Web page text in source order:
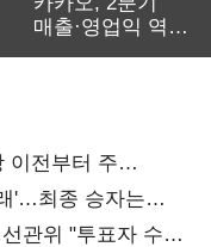
매출·영업익 역대
이전부터 주
'…최종 승자는
관위 "투표자 수